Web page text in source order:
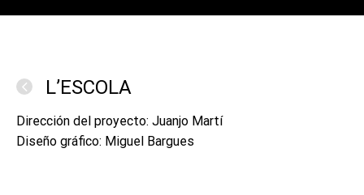
L’ESCOLA
Dirección del proyecto: Juanjo Martí
Diseño gráfico: Miguel Bargues